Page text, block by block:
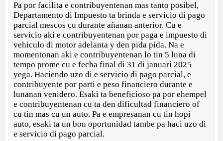
Pa por facilita e contribuyentenan mas tanto posibel,
Departamento di Impuesto ta brinda e servicio di pago
parcial mescos cu durante añanan anterior. Cu e
servicio aki e contribuyentenan por paga e impuesto di
vehiculo di motor adelanta y den pida pida. Na e
momentonan aki e contribuyentenan lo tin 5 luna di
tempo prome cu e fecha final di 31 di januari 2025
yega. Haciendo uzo di e servicio di pago parcial, e
contribuyente por parti e peso financiero durante e
lunanan venidero. Esaki ta beneficioso pa por ehempel
e contribuyentenan cu ta den dificultad financiero of
cu tin mas cu un auto. Pa e empresanan cu tin hopi
auto, esaki ta un bon oportunidad tambe pa haci uzo di
e servicio di pago parcial.